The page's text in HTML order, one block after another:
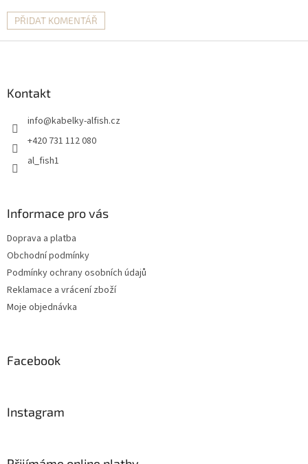
PŘIDAT KOMENTÁŘ
Kontakt
info@kabelky-alfish.cz
+420 731 112 080
al_fish1
Informace pro vás
Doprava a platba
Obchodní podmínky
Podmínky ochrany osobních údajů
Reklamace a vrácení zboží
Moje objednávka
Facebook
Instagram